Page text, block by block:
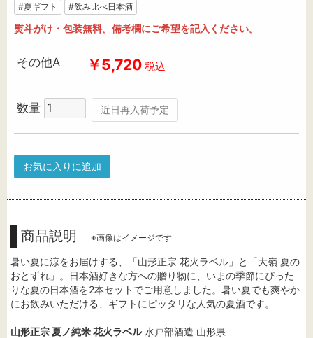
#夏ギフト #飲み比べ日本酒
熨斗がけ・包装無料。備考欄にご希望を記入ください。
その他A ￥5,720 税込
数量 近日再入荷予定
お気に入りに追加
商品説明 ※画像はイメージです
暑い夏に涼をお届けする、「山形正宗 花火ラベル」と「大嶺 夏の
おとずれ」。日本酒好きな方への贈り物に、いまの季節にぴった
りな夏の日本酒を2本セットでご用意しました。暑い夏でも爽やか
にお飲みいただける、ギフトにピッタリな人気の夏酒です。
山形正宗 夏ノ純米 花火ラベル水戸部酒造 山形県